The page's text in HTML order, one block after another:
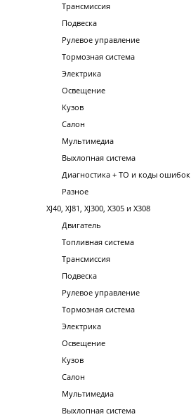
Трансмиссия
Подвеска
Рулевое управление
Тормозная система
Электрика
Освещение
Кузов
Салон
Мультимедиа
Выхлопная система
Диагностика + ТО и коды ошибок
Разное
XJ40, XJ81, XJ300, X305 и X308
Двигатель
Топливная система
Трансмиссия
Подвеска
Рулевое управление
Тормозная система
Электрика
Освещение
Кузов
Салон
Мультимедиа
Выхлопная система